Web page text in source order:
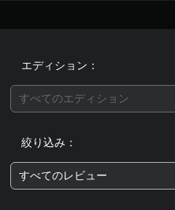
エディション：
すべてのエディション
絞り込み：
すべてのレビュー